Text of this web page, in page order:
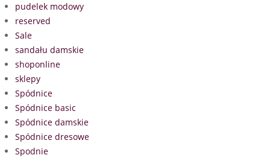
pudelek modowy
reserved
Sale
sandału damskie
shoponline
sklepy
Spódnice
Spódnice basic
Spódnice damskie
Spódnice dresowe
Spodnie